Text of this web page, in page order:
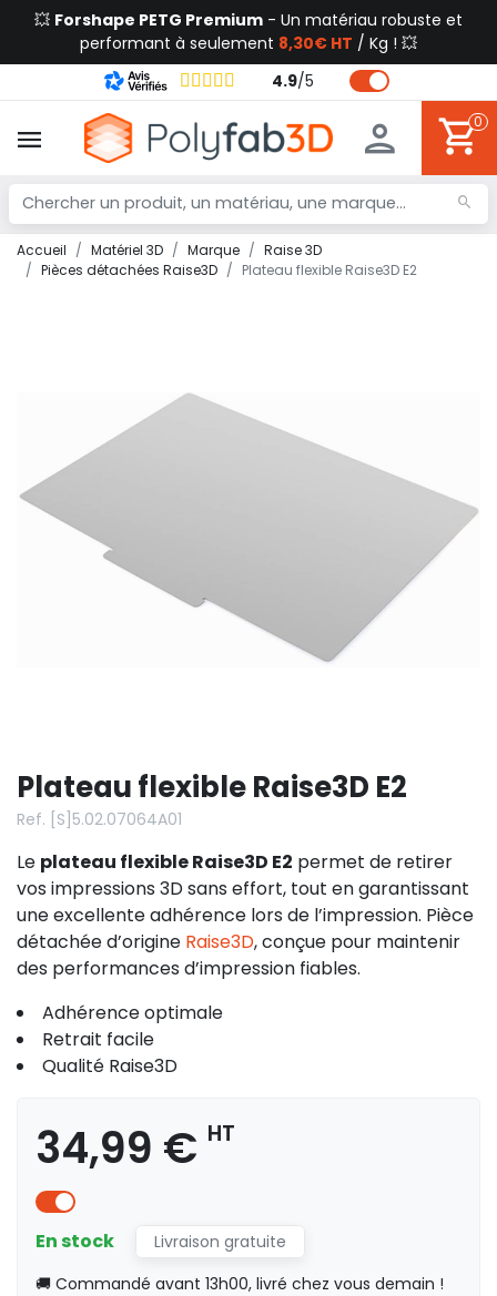
💥 Forshape PETG Premium - Un matériau robuste et
performant à seulement 8,30€ HT / Kg ! 💥
4.9/5
0
Accueil Matériel 3D Marque
Raise 3D
Pièces détachées Raise3D
Plateau flexible Raise3D E2
Plateau flexible Raise3D E2
Ref. [S]5.02.07064A01
Le plateau flexible Raise3D E2 permet de retirer
vos impressions 3D sans effort, tout en garantissant
une excellente adhérence lors de l’impression. Pièce
détachée d’origine Raise3D, conçue pour maintenir
des performances d’impression fiables.
Adhérence optimale
Retrait facile
Qualité Raise3D
34,99 € HT
En stock
Livraison gratuite
🚚 Commandé avant 13h00, livré chez vous demain !